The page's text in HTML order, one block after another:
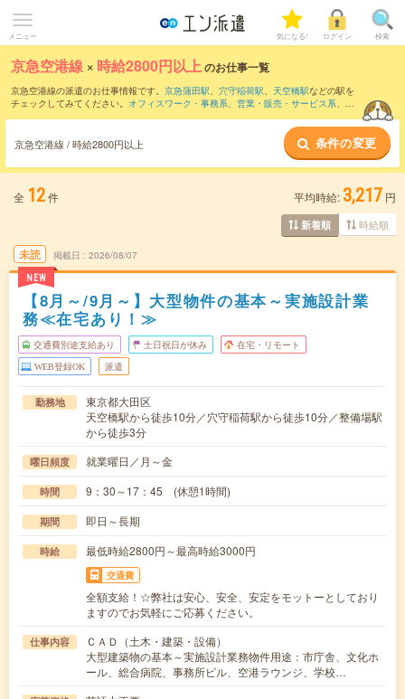
メニュー 気になる! ログイン 検索
京急空港線 × 時給2800円以上のお仕事一覧
京急空港線の派遣のお仕事情報です。 京急蒲田駅、 穴守稲荷駅、 天空橋駅などの駅を
チェックしてみてください。 オフィスワーク・事務系、 営業・販売・サービス系、 ク
京急空港線 / 時給2800円以上 条件の変更
全 12件 平均時給: 3,217 円
新着順 時給順
未読
NEW
掲載日 2026/08/07
【8月～/9月～】大型物件の基本～実施設計業
務≪在宅あり！≫
交通費別途支給あり 土日祝日が休み 在宅・リモート
WEB登録OK 派遣
勤務地
東京都大田区
天空橋駅から徒歩10分／穴守稲荷駅から徒歩10分／整備場駅
から徒歩3分
曜日頻度 就業曜日／月～金
時間 9：30～17：45 (休憩1時間)
期間 即日～長期
時給 最低時給2800円～最高時給3000円
交通費
全額支給！☆弊社は安心、安全、安定をモットーとしており
ますのでお気軽にご応募ください。
仕事内容
ＣＡＤ（土木・建築・設備）
大型建築物の基本～実施設計業務物件用途：市庁舎、文化ホ
ール、総合病院、事務所ビル、空港ラウンジ、学校…